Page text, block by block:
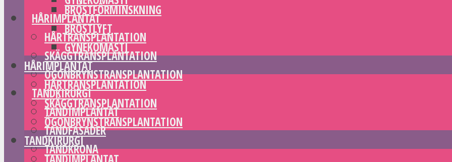
HÅRIMPLANTAT
HÅRTRANSPLANTATION
SKÄGGTRANSPLANTATION
ÖGONBRYNSTRANSPLANTATION
TANDKIRURGI
TANDIMPLANTAT
TANDFASADER
TANDKRONA
BRÖSTFÖRMINSKNING
BRÖSTLYFT
GYNEKOMASTI
HÅRIMPLANTAT
HÅRTRANSPLANTATION
SKÄGGTRANSPLANTATION
ÖGONBRYNSTRANSPLANTATION
TANDKIRURGI